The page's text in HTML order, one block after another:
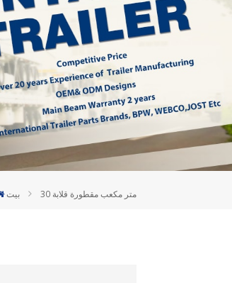
Español
Português
Malay
ภาษา
بالعربية
بيت 30 متر مكعب مقطورة قلابة